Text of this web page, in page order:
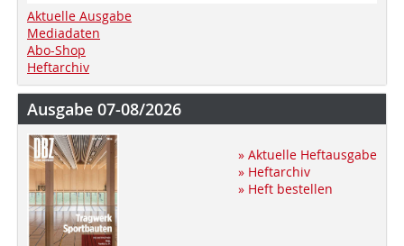
Aktuelle Ausgabe
Mediadaten
Abo-Shop
Heftarchiv
Ausgabe 07-08/2026
» Aktuelle Heftausgabe
» Heftarchiv
» Heft bestellen